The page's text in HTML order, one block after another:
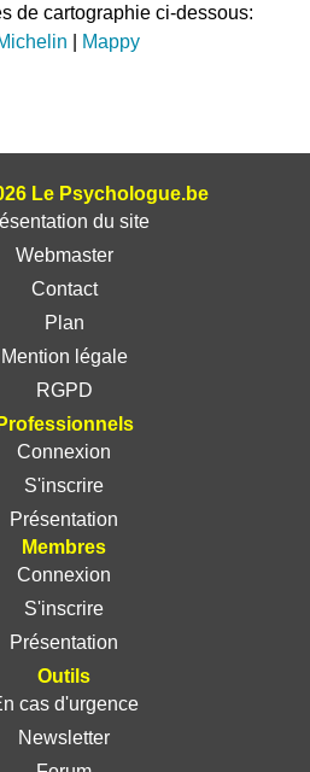
de cartographie ci-dessous:
Mappy
Le Psychologue.be
du site
Webmaster
Contact
Plan
Mention légale
RGPD
Professionnels
Connexion
S'inscrire
Présentation
Membres
Connexion
S'inscrire
Présentation
Outils
cas d'urgence
Newsletter